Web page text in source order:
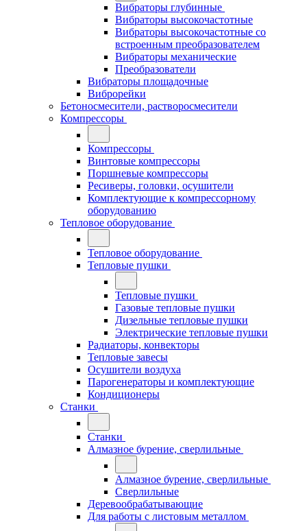
Вибраторы глубинные
Вибраторы высокочастотные
Вибраторы высокочастотные со
встроенным преобразователем
Вибраторы механические
Преобразователи
Вибраторы площадочные
Виброрейки
Бетоносмесители, растворосмесители
Компрессоры
Компрессоры
Винтовые компрессоры
Поршневые компрессоры
Ресиверы, головки, осушители
Комплектующие к компрессорному
оборудованию
Тепловое оборудование
Тепловое оборудование
Тепловые пушки
Тепловые пушки
Газовые тепловые пушки
Дизельные тепловые пушки
Электрические тепловые пушки
Радиаторы, конвекторы
Тепловые завесы
Осушители воздуха
Парогенераторы и комплектующие
Кондиционеры
Станки
Станки
Алмазное бурение, сверлильные
Алмазное бурение, сверлильные
Сверлильные
Деревообрабатывающие
Для работы с листовым металлом